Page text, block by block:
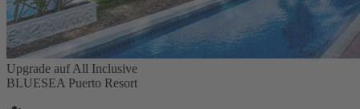
Upgrade auf All Inclusive
BLUESEA Puerto Resort